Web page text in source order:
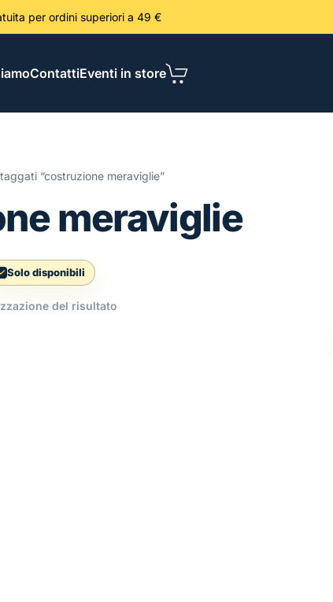
gratuita per ordini superiori a 49 €
ContattiEventi in store
“costruzione meraviglie”
meraviglie
Solo disponibili
del risultato